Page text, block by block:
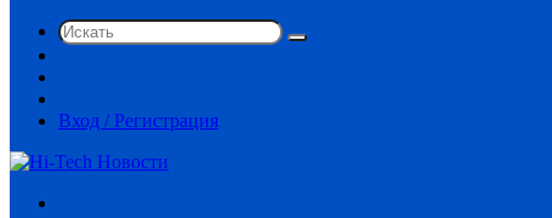
Искать
статья
Вход / Регистрация